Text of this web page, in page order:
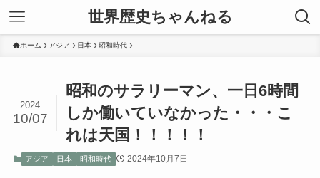
世界歴史ちゃんねる
ホーム アジア 日本 昭和時代
昭和のサラリーマン、一日6時間
しか働いていなかった・・・こ
れは天国！！！！！
2024
10/07
アジア 日本 昭和時代 2024年10月7日